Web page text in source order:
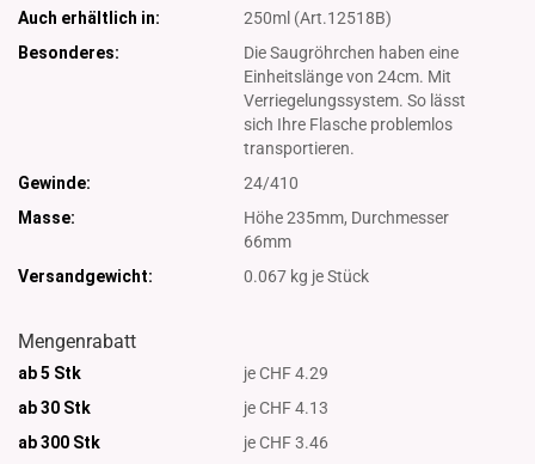
Auch erhältlich in:
250ml (Art.12518B)
Besonderes:
Die Saugröhrchen haben eine
Einheitslänge von 24cm. Mit
Verriegelungssystem. So lässt
sich Ihre Flasche problemlos
transportieren.
Gewinde:
24/410
Masse:
Höhe 235mm, Durchmesser
66mm
Versandgewicht:
0.067 kg je Stück
Mengenrabatt
ab 5 Stk
je CHF 4.29
ab 30 Stk
je CHF 4.13
ab 300 Stk
je CHF 3.46